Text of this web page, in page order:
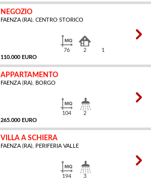
NEGOZIO
FAENZA (RA), CENTRO STORICO
110.000 EURO
76 2 1
APPARTAMENTO
FAENZA (RA), BORGO
265.000 EURO
104 2
VILLA A SCHIERA
FAENZA (RA), PERIFERIA VALLE
194 3